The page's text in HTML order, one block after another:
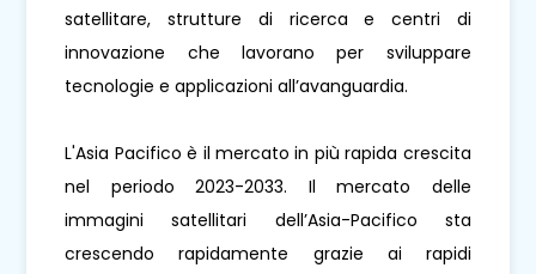
satellitare, strutture di ricerca e centri di
innovazione che lavorano per sviluppare
tecnologie e applicazioni all’avanguardia.
L'Asia Pacifico è il mercato in più rapida crescita
nel periodo 2023-2033. Il mercato delle
immagini satellitari dell’Asia-Pacifico sta
crescendo rapidamente grazie ai rapidi